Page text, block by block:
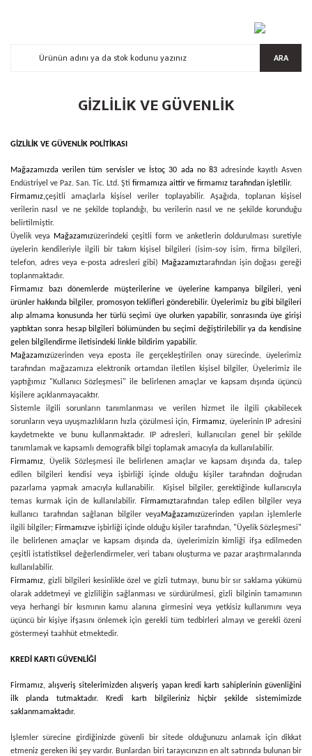
ARA
GIZLILIK VE GÜVENLIK
GİZLİLİK VE GÜVENLİK POLİTİKASI
Mağazamızda verilen tüm servisler ve İstoç 30 ada no 83 adresinde kayıtlı Asven
Endüstriyel ve Paz. San. Tic. Ltd. Şti firmamıza aittir ve firmamız tarafından işletilir.
Firmamız,çeşitli amaçlarla kişisel veriler toplayabilir. Aşağıda, toplanan kişisel
verilerin nasıl ve ne şekilde toplandığı, bu verilerin nasıl ve ne şekilde korunduğu
belirtilmiştir.
Üyelik veya
Mağazamızüzerindeki çeşitli form ve anketlerin doldurulması suretiyle
üyelerin kendileriyle ilgili bir takım kişisel bilgileri (isim-soy isim, firma bilgileri,
telefon, adres veya e-posta adresleri gibi)
Mağazamıztarafından işin doğası gereği
toplanmaktadır.
Firmamız bazı dönemlerde müşterilerine ve üyelerine kampanya bilgileri, yeni
ürünler hakkında bilgiler, promosyon teklifleri gönderebilir. Üyelerimiz bu gibi bilgileri
alıp almama konusunda her türlü seçimi üye olurken yapabilir, sonrasında üye girişi
yaptıktan sonra hesap bilgileri bölümünden bu seçimi değiştirilebilir ya da kendisine
gelen bilgilendirme iletisindeki linkle bildirim yapabilir.
Mağazamızüzerinden veya eposta ile gerçekleştirilen onay sürecinde, üyelerimiz
tarafından mağazamıza elektronik ortamdan iletilen kişisel bilgiler, Üyelerimiz ile
yaptığımız "Kullanıcı Sözleşmesi" ile belirlenen amaçlar ve kapsam dışında üçüncü
kişilere açıklanmayacaktır.
Sistemle ilgili sorunların tanımlanması ve verilen hizmet ile ilgili çıkabilecek
sorunların veya uyuşmazlıkların hızla çözülmesi için, Firmamız, üyelerinin IP adresini
kaydetmekte ve bunu kullanmaktadır. IP adresleri, kullanıcıları genel bir şekilde
tanımlamak ve kapsamlı demografik bilgi toplamak amacıyla da kullanılabilir.
Firmamız, Üyelik Sözleşmesi ile belirlenen amaçlar ve kapsam dışında da, talep
edilen bilgileri kendisi veya işbirliği içinde olduğu kişiler tarafından doğrudan
pazarlama yapmak amacıyla kullanabilir. Kişisel bilgiler, gerektiğinde kullanıcıyla
temas kurmak için de kullanılabilir. Firmamıztarafından talep edilen bilgiler veya
kullanıcı tarafından sağlanan bilgiler veya Mağazamızüzerinden yapılan işlemlerle
ilgili bilgiler; Firmamızve işbirliği içinde olduğu kişiler tarafından, "Üyelik Sözleşmesi"
ile belirlenen amaçlar ve kapsam dışında da, üyelerimizin kimliği ifşa edilmeden
çeşitli istatistiksel değerlendirmeler, veri tabanı oluşturma ve pazar araştırmalarında
kullanılabilir.
Firmamız, gizli bilgileri kesinlikle özel ve gizli tutmayı, bunu bir sır saklama yükümü
olarak addetmeyi ve gizliliğin sağlanması ve sürdürülmesi, gizli bilginin tamamının
veya herhangi bir kısmının kamu alanına girmesini veya yetkisiz kullanımını veya
üçüncü bir kişiye ifşasını önlemek için gerekli tüm tedbirleri almayı ve gerekli özeni
göstermeyi taahhüt etmektedir.
KREDİ KARTI GÜVENLİĞİ
Firmamız, alışveriş sitelerimizden alışveriş yapan kredi kartı sahiplerinin güvenliğini
ilk planda tutmaktadır. Kredi kartı bilgileriniz hiçbir şekilde sistemimizde
saklanmamaktadır.
İşlemler sürecine girdiğinizde güvenli bir sitede olduğunuzu anlamak için dikkat
etmeniz gereken iki şey vardır. Bunlardan biri tarayıcınızın en alt satırında bulunan bir